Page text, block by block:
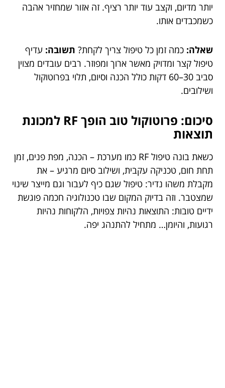
יותר מדיום, וקצב עוד יותר רציף. זה אזור שמחזיר אהבה
כשמכבדים אותו.
שאלה: כמה זמן כל טיפול צריך לקחת? תשובה: עדיף
טיפול קצר ומדויק מאשר ארוך ומפוזר. רבים עובדים מצוין
סביב 30–60 דקות כולל הכנה וסיום, תלוי בפרוטוקול
ושילובים.
סיכום: פרוטוקול טוב הופך RF למכונת
תוצאות
כשאת בונה טיפול RF כמו מערכת – הכנה, מפת פנים, זמן
תחת חום, טכניקה עקבית, ושילוב סיום מרגיע – את
מקבלת משהו נדיר: טיפול שגם כיף לעבור וגם מייצר שינוי
שמצטבר. וזה בדיוק המקום שבו טכנולוגיה חכמה פוגשת
ידיים טובות: התוצאות נהיות צפויות, הלקוחות נהיות
רגועות, והיומן… מתחיל להתנהג יפה.